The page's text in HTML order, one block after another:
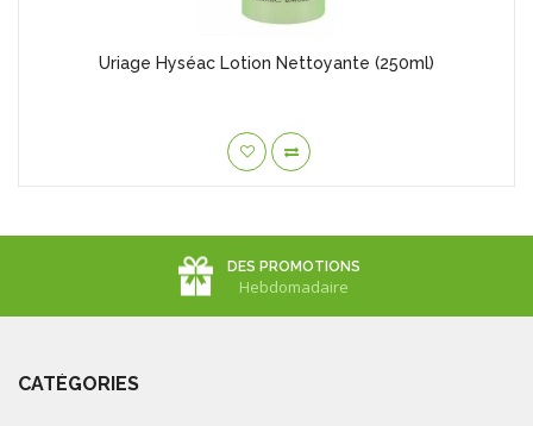
Uriage Hyséac Lotion Nettoyante (250ml)
DES PROMOTIONS
Hebdomadaire
CATÉGORIES